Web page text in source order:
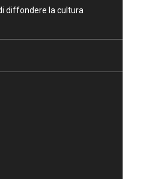
diffondere la cultura